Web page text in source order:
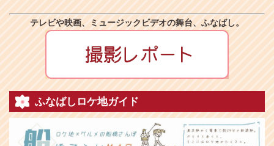
テレビや映画、ミュージックビデオの舞台、ふなばし。
ふなばしロケ地ガイド